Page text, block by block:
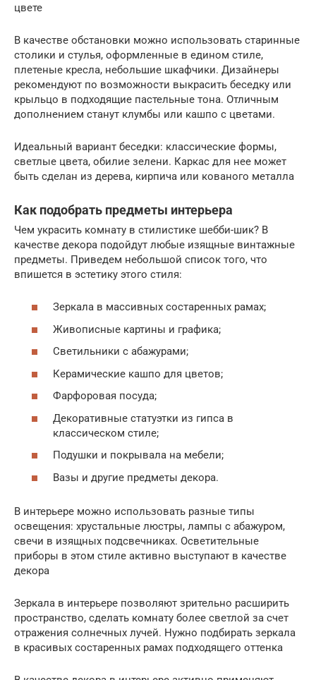
цвете
В качестве обстановки можно использовать старинные
столики и стулья, оформленные в едином стиле,
плетеные кресла, небольшие шкафчики. Дизайнеры
рекомендуют по возможности выкрасить беседку или
крыльцо в подходящие пастельные тона. Отличным
дополнением станут клумбы или кашпо с цветами.
Идеальный вариант беседки: классические формы,
светлые цвета, обилие зелени. Каркас для нее может
быть сделан из дерева, кирпича или кованого металла
Как подобрать предметы интерьера
Чем украсить комнату в стилистике шебби-шик? В
качестве декора подойдут любые изящные винтажные
предметы. Приведем небольшой список того, что
впишется в эстетику этого стиля:
Зеркала в массивных состаренных рамах;
Живописные картины и графика;
Светильники с абажурами;
Керамические кашпо для цветов;
Фарфоровая посуда;
Декоративные статуэтки из гипса в
классическом стиле;
Подушки и покрывала на мебели;
Вазы и другие предметы декора.
В интерьере можно использовать разные типы
освещения: хрустальные люстры, лампы с абажуром,
свечи в изящных подсвечниках. Осветительные
приборы в этом стиле активно выступают в качестве
декора
Зеркала в интерьере позволяют зрительно расширить
пространство, сделать комнату более светлой за счет
отражения солнечных лучей. Нужно подбирать зеркала
в красивых состаренных рамах подходящего оттенка